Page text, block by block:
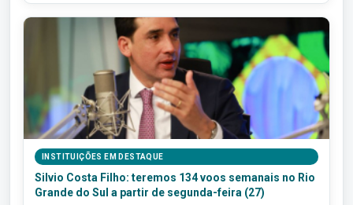
INSTITUIÇÕES EM DESTAQUE
Silvio Costa Filho: teremos 134 voos semanais no Rio
Grande do Sul a partir de segunda-feira (27)